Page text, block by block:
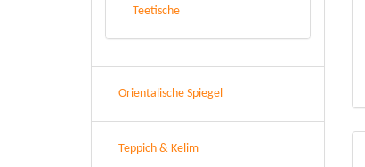
Teetische
Orientalische Spiegel
Teppich & Kelim